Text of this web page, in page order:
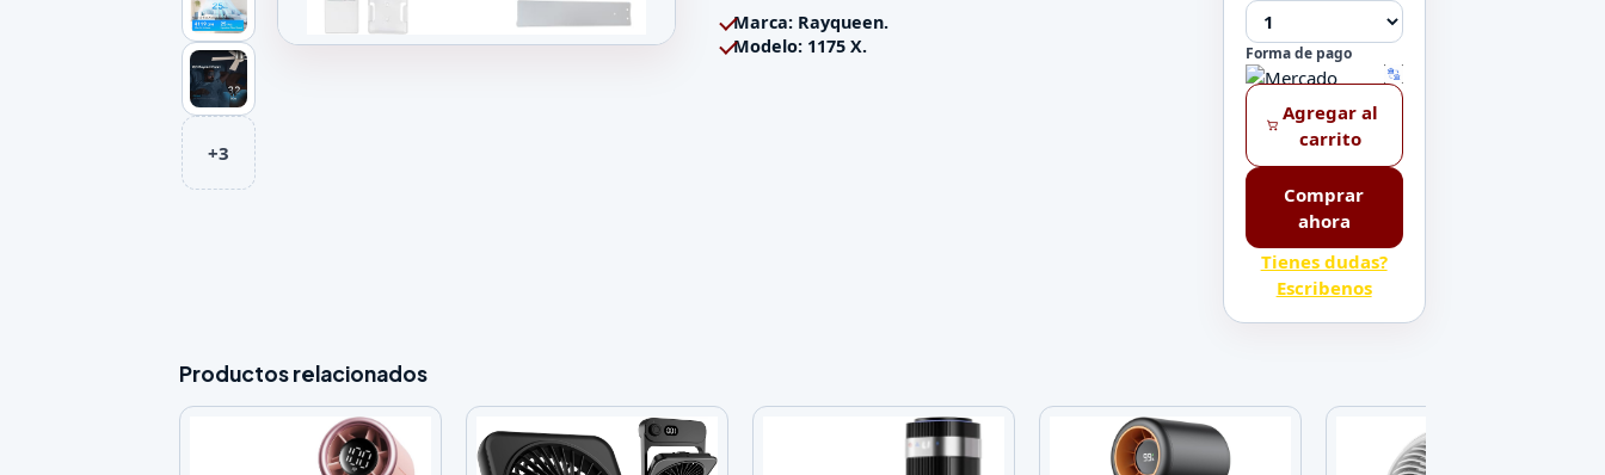
+3
Galeria de Ventilador de Techo 52 Pulgadas con Luz y Control Remoto, 6
Marca: Rayqueen.
Modelo: 1175 X.
Forma de pago
Agregar al
carrito
Comprar
ahora
Tienes dudas?
Escribenos
Productos relacionados